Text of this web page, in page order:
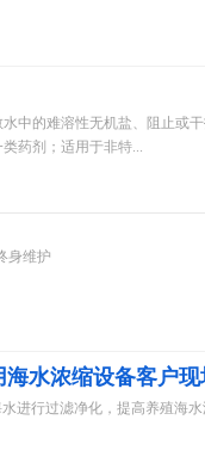
中的难溶性无机盐、阻止或
药剂；适用于非特...
身维护
水浓缩设备客户现
进行过滤净化，提高养殖海